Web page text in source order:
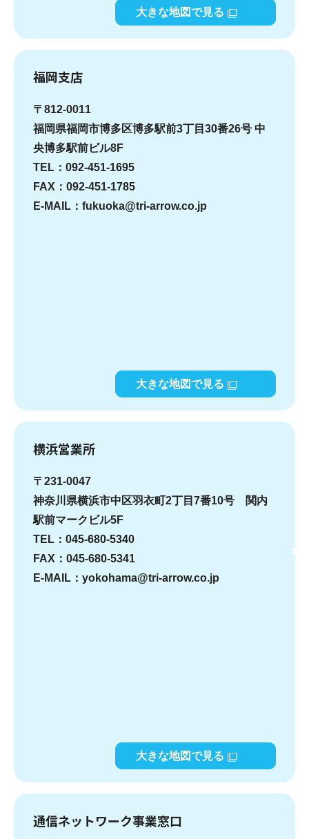
大きな地図で見る
福岡支店
〒812-0011
福岡県福岡市博多区博多駅前3丁目30番26号 中
央博多駅前ビル8F
TEL：092-451-1695
FAX：092-451-1785
E-MAIL：fukuoka@tri-arrow.co.jp
大きな地図で見る
横浜営業所
〒231-0047
神奈川県横浜市中区羽衣町2丁目7番10号 関内
駅前マークビル5F
TEL：045-680-5340
FAX：045-680-5341
E-MAIL：yokohama@tri-arrow.co.jp
大きな地図で見る
通信ネットワーク事業窓口